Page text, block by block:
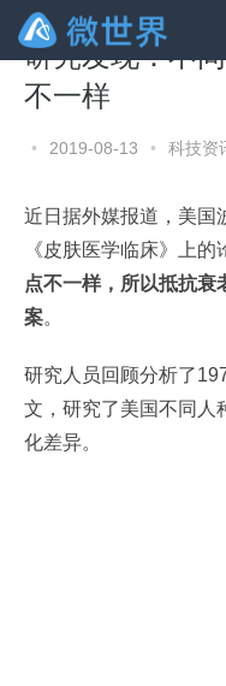
研究发现：不
不一样
• 2019-08-13 • 科技资
近日据外媒报道，美国
《皮肤医学临床》上的
点不一样，所以抵抗衰
案。
研究人员回顾分析了
文，研究了美国不同人
化差异。